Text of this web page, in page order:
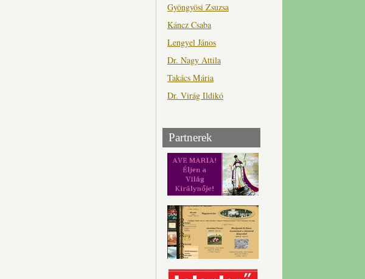
Gyöngyösi Zsuzsa
Káncz Csaba
Lengyel János
Dr. Nagy Attila
Takács Mária
Dr. Virág Ildikó
Partnerek